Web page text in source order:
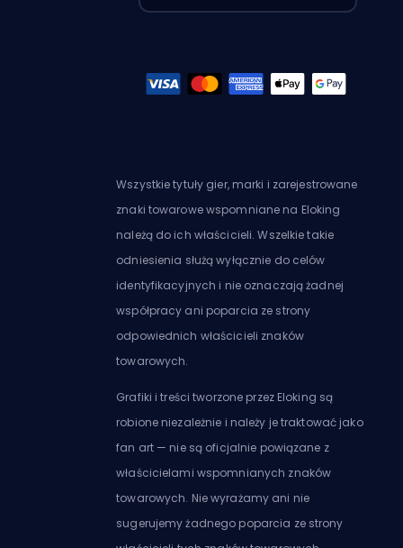
Wszystkie tytuły gier, marki i zarejestrowane
znaki towarowe wspomniane na Eloking
należą do ich właścicieli. Wszelkie takie
odniesienia służą wyłącznie do celów
identyfikacyjnych i nie oznaczają żadnej
współpracy ani poparcia ze strony
odpowiednich właścicieli znaków
towarowych.
Grafiki i treści tworzone przez Eloking są
robione niezależnie i należy je traktować jako
fan art — nie są oficjalnie powiązane z
właścicielami wspomnianych znaków
towarowych. Nie wyrażamy ani nie
sugerujemy żadnego poparcia ze strony